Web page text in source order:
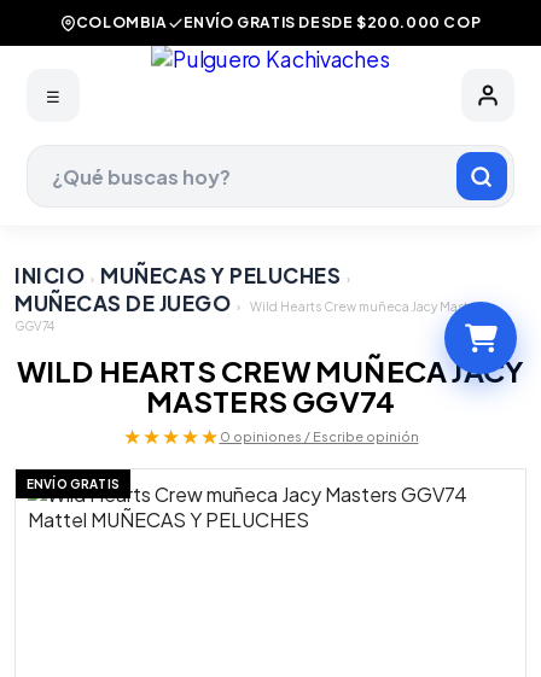
COLOMBIA ENVÍO GRATIS DESDE $200.000 COP
☰
INICIO › MUÑECAS Y PELUCHES ›
MUÑECAS DE JUEGO ›
Wild Hearts Crew muñeca Jacy Masters
GGV74
WILD HEARTS CREW MUÑECA JACY
MASTERS GGV74
★★★★★ 0 opiniones / Escribe opinión
ENVÍO GRATIS